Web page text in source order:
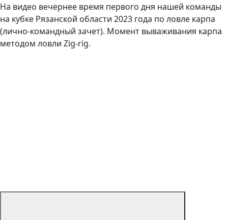
На видео вечернее время первого дня нашей команды
на кубке Рязанской области 2023 года по ловле карпа
(лично-командный зачет). Момент вываживания карпа
методом ловли Zig-rig.